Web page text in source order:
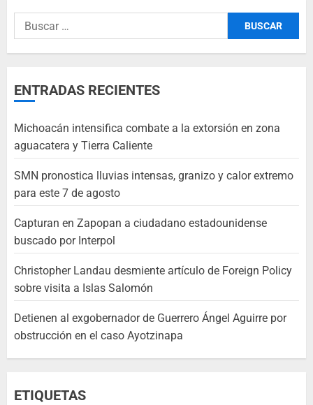
ENTRADAS RECIENTES
Michoacán intensifica combate a la extorsión en zona
aguacatera y Tierra Caliente
SMN pronostica lluvias intensas, granizo y calor extremo
para este 7 de agosto
Capturan en Zapopan a ciudadano estadounidense
buscado por Interpol
Christopher Landau desmiente artículo de Foreign Policy
sobre visita a Islas Salomón
Detienen al exgobernador de Guerrero Ángel Aguirre por
obstrucción en el caso Ayotzinapa
ETIQUETAS